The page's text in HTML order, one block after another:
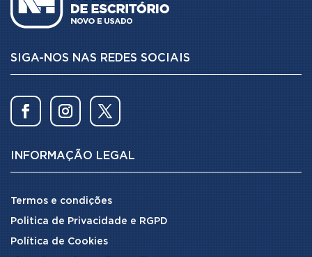
SIGA-NOS NAS REDES SOCIAIS
INFORMAÇÃO LEGAL
Termos e condições
Politica de Privacidade e RGPD
Política de Cookies